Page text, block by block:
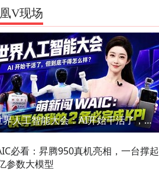
V现场
世界人工智能大会：AI开始干活了，但到底干的怎么样？萌新闯WAIC
必看：昇腾950真机亮相，一台撑起
参数大模型